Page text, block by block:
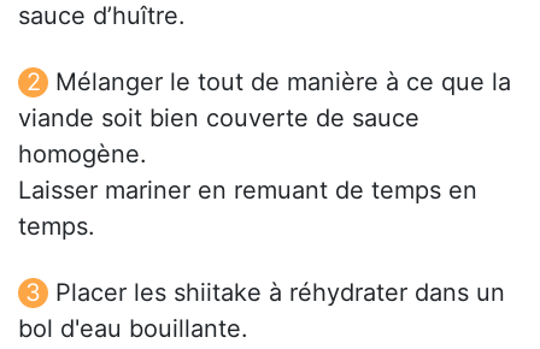
sauce d’huître.
Mélanger le tout de manière à ce que la
viande soit bien couverte de sauce
homogène.
Laisser mariner en remuant de temps en
temps.
Placer les shiitake à réhydrater dans un
bol d'eau bouillante.